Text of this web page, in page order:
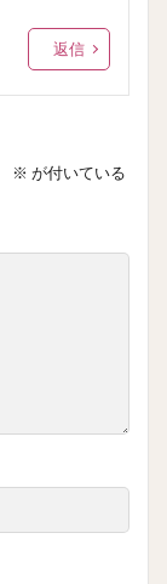
返信
※ が付いている